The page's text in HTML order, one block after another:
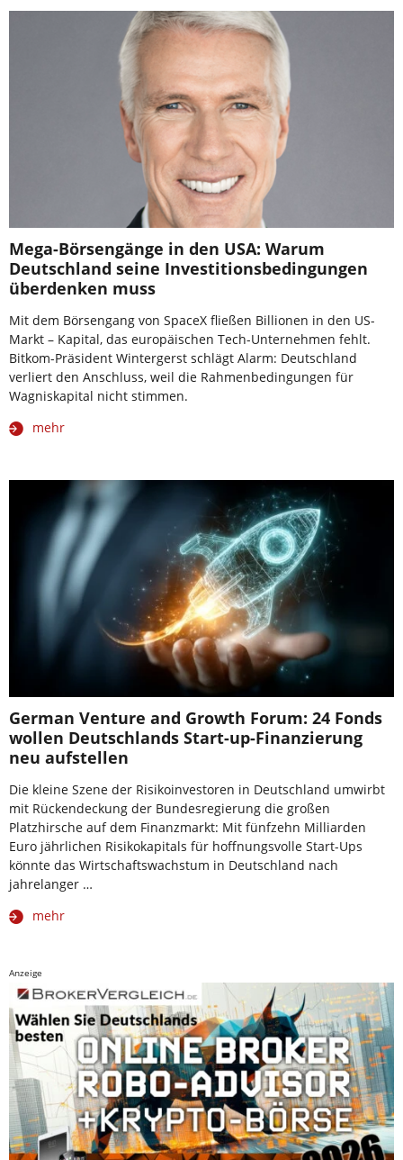
Mega-Börsengänge in den USA: Warum
Deutschland seine Investitionsbedingungen
überdenken muss
Mit dem Börsengang von SpaceX fließen Billionen in den US-
Markt – Kapital, das europäischen Tech-Unternehmen fehlt.
Bitkom-Präsident Wintergerst schlägt Alarm: Deutschland
verliert den Anschluss, weil die Rahmenbedingungen für
Wagniskapital nicht stimmen.
mehr
German Venture and Growth Forum: 24 Fonds
wollen Deutschlands Start-up-Finanzierung
neu aufstellen
Die kleine Szene der Risikoinvestoren in Deutschland umwirbt
mit Rückendeckung der Bundesregierung die großen
Platzhirsche auf dem Finanzmarkt: Mit fünfzehn Milliarden
Euro jährlichen Risikokapitals für hoffnungsvolle Start-Ups
könnte das Wirtschaftswachstum in Deutschland nach
jahrelanger …
mehr
Anzeige